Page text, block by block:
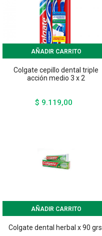
AÑADIR CARRITO
Colgate cepillo dental triple
acción medio 3 x 2
$ 9.119,00
AÑADIR CARRITO
Colgate dental herbal x 90 grs.